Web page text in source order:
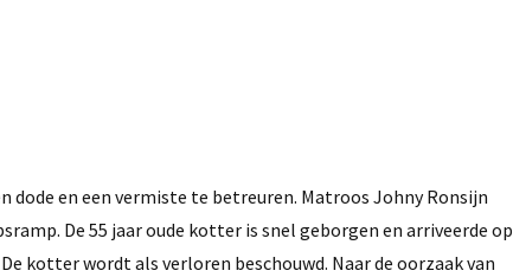
dode en een vermiste te betreuren. Matroos Johny Ronsijn
De 55 jaar oude kotter is snel geborgen en arriveerde op
kotter wordt als verloren beschouwd. Naar de oorzaak van